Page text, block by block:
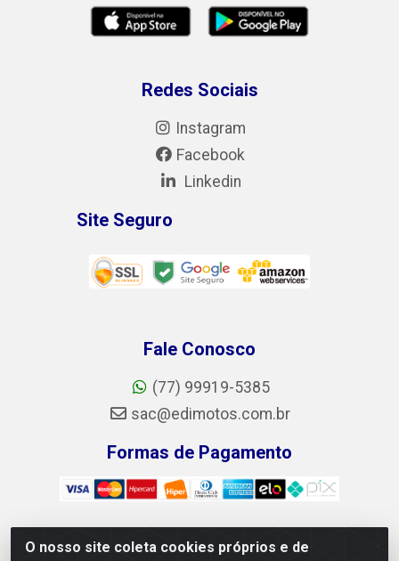
O nosso site coleta cookies próprios e de
Redes Sociais
Instagram
Facebook
Linkedin
Site Seguro
Fale Conosco
(77) 99919-5385
sac@edimotos.com.br
Formas de Pagamento